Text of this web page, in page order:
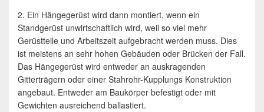
2. Ein Hängegerüst wird dann montiert, wenn ein
Standgerüst unwirtschaftlich wird, weil so viel mehr
Gerüstteile und Arbeitszeit aufgebracht werden muss. Dies
ist meistens an sehr hohen Gebäuden oder Brücken der Fall.
Das Hängegerüst wird entweder an auskragenden
Gitterträgern oder einer Stahrohr-Kupplungs Konstruktion
angebaut. Entweder am Baukörper befestigt oder mit
Gewichten ausreichend ballastiert.